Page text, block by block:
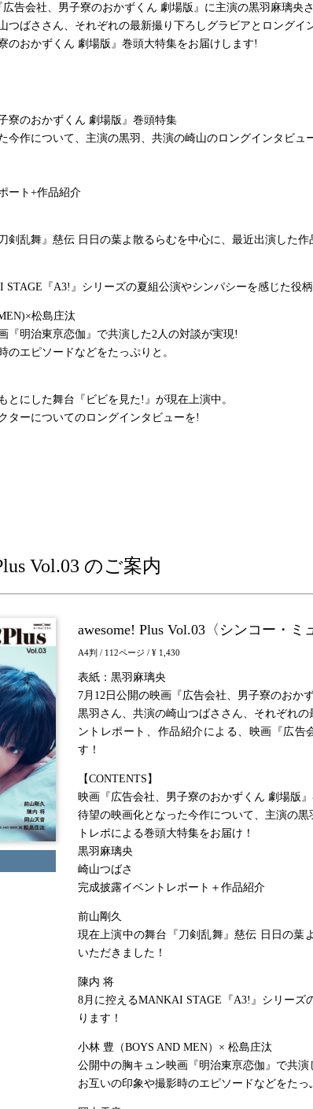
広告会社、男子寮のおかずくん 劇場版』に主演の黒羽麻璃央
つばささん、それぞれの最新撮り下ろしグラビアとロング
のおかずくん 劇場版』巻頭大特集をお届けします!
寮のおかずくん 劇場版』巻頭特集
今作について、主演の黒羽、共演の崎山のロングインタビ
ート+作品紹介
剣乱舞』慈伝 日日の葉よ散るらむを中心に、最近出演した
STAGE『A3!』シリーズの夏組公演やシンパシーを感じた役
松島庄汰
『明治東亰恋伽』で共演した2人の対談が実現!
のエピソードなどをたっぷりと。
とにした舞台『ビビを見た!』が現在上演中。
ターについてのロングインタビューを!
Vol.03 のご案内
awesome! Plus Vol.03〈シンコー・ミ
A4判 / 112ページ / ¥ 1,430
表紙：黒羽麻璃央
7月12日公開の映画『広告会社、男子寮のおか
黒羽さん、共演の崎山つばささん、それぞれ
ントレポート、作品紹介による、映画『広
す！
【CONTENTS】
映画『広告会社、男子寮のおかずくん 劇場版
待望の映画化となった今作について、主演の
トレポによる巻頭大特集をお届け！
黒羽麻璃央
崎山つばさ
完成披露イベントレポート＋作品紹介
前山剛久
現在上演中の舞台『刀剣乱舞』慈伝 日日の葉
いただきました！
陳内 将
8月に控えるMANKAI STAGE『A3!』シリーズ
ります！
小林 豊（BOYS AND MEN）× 松島庄汰
公開中の胸キュン映画『明治東亰恋伽』で共演
お互いの印象や撮影時のエピソードなどをたっ